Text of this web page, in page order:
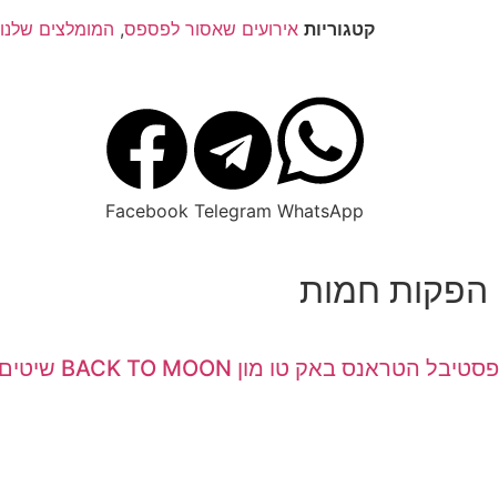
קטגוריות אירועים שאסור לפספס, המומלצים שלנו
WhatsApp
Telegram
Facebook
הפקות חמות
פסטיבל הטראנס באק טו מון BACK TO MOON שיטים ספטמבר 2026